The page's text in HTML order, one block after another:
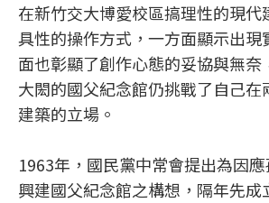
在新竹交大博愛校區搞理性的現代
具性的操作方式，一方面顯示出現
面也彰顯了創作心態的妥協與無奈
大閎的國父紀念館仍挑戰了自己在
建築的立場。
1963年，國民黨中常會提出為因
興建國父紀念館之構想，隔年先成